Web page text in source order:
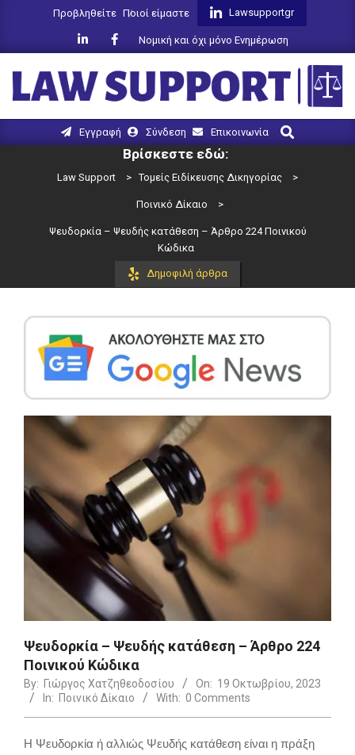
Προβληθείτε Ποιοί είμαστε Lawsupportgr
Νομική και όχι μόνο Ενημέρωση
LAW
SUPPORT
Navigation
Εγγραφή Σύνδεση Επικοινωνία
Search
Βρίσκεστε εδώ:
Law Support > Τομείς Ειδίκευσης Δικηγορίας >
Ποινικό Δίκαιο >
Ψευδορκία – Ψευδής κατάθεση – Άρθρο 224 Ποινικού
Κώδικα
Δημοφιλή άρθρα
Ψευδορκία – Ψευδής κατάθεση – Άρθρο 224
Ποινικού Κώδικα
By: Γιώργος Χατζηθεοδοσίου On: 19 Οκτωβρίου, 2023
In: Ποινικό Δίκαιο With: 0 Comments
Η Ψευδορκία ή αλλιώς Ψευδής κατάθεση είναι η πράξη